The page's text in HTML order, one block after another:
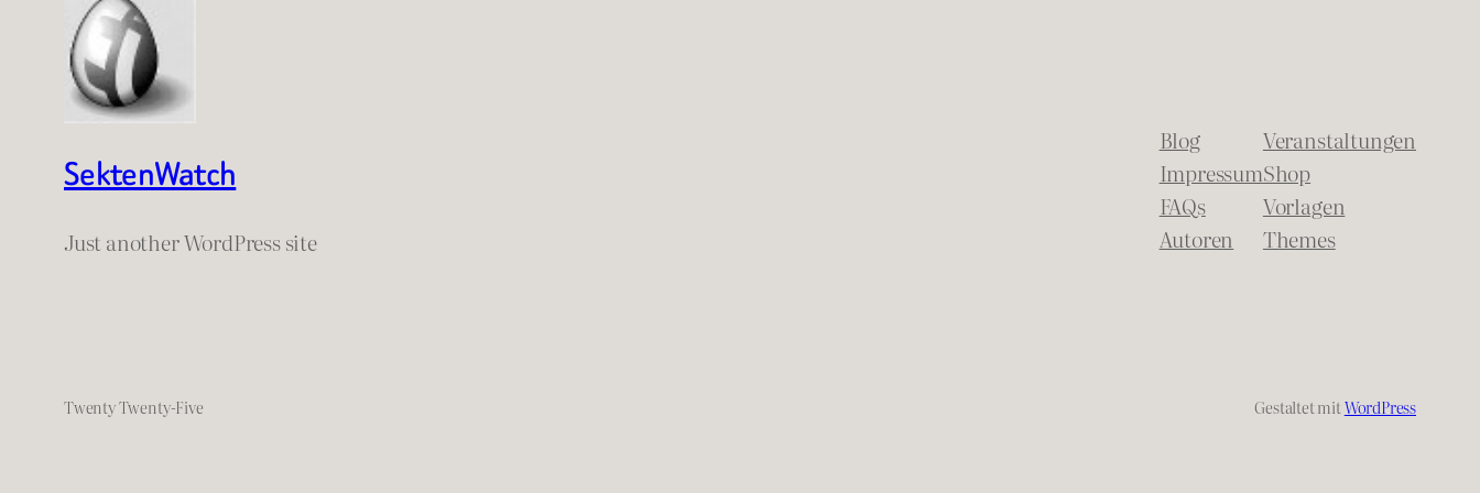
SektenWatch
Just another WordPress site
Blog
Impressum
FAQs
Autoren
Veranstaltungen
Shop
Vorlagen
Themes
Twenty Twenty-Five Gestaltet mitWordPress